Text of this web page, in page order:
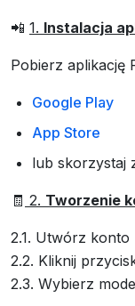
📲 1. Instalacja
Pobierz aplikację
Google Play
App Store
lub skorzystaj
🧾 2. Tworzenie
2.1. Utwórz konto
2.2. Kliknij
2.3. Wybierz